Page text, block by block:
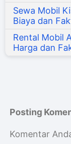
Sewa Mobil
Biaya dan
Rental Mobil
Harga dan
Posting
Komentar